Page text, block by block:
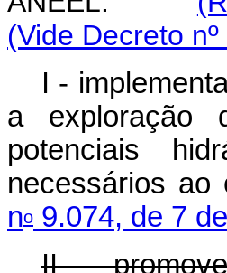
(Vide Decreto
I -
a exploração
potenciais
necessários
no 9.074, de 7
II -